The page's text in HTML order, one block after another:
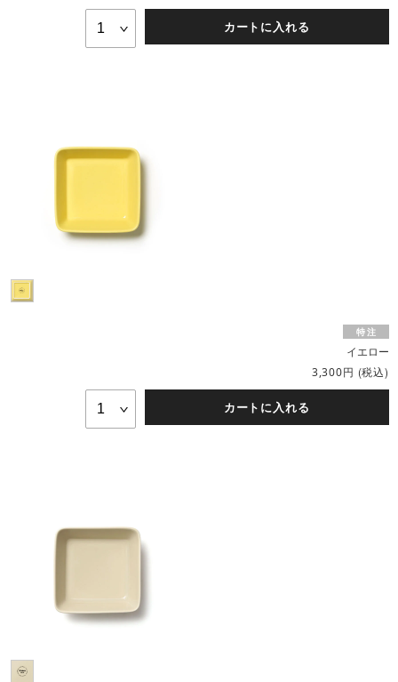
カートに入れる
イエロー
3,300円 (税込)
カートに入れる